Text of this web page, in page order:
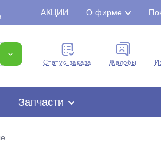
АКЦИИ О фирме
Cтатус заказа Жалобы
Запчасти